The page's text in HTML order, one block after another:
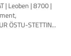
| Leoben | 8700 |
ÖSTU-STETTIN...